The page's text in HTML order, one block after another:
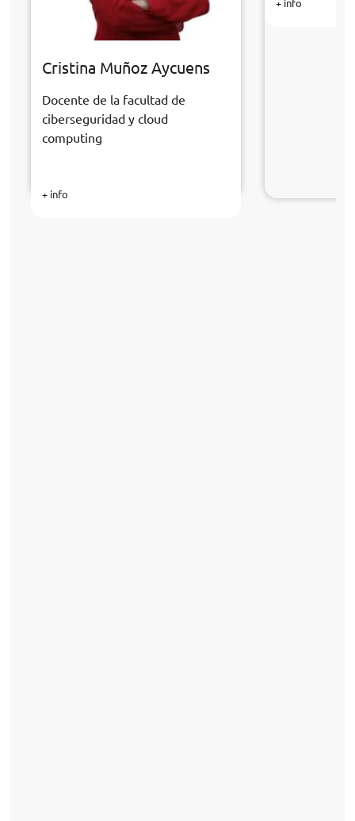
Cristina Muñoz Aycuens
Docente de la facultad de
ciberseguridad y cloud
computing
+ info
+ info